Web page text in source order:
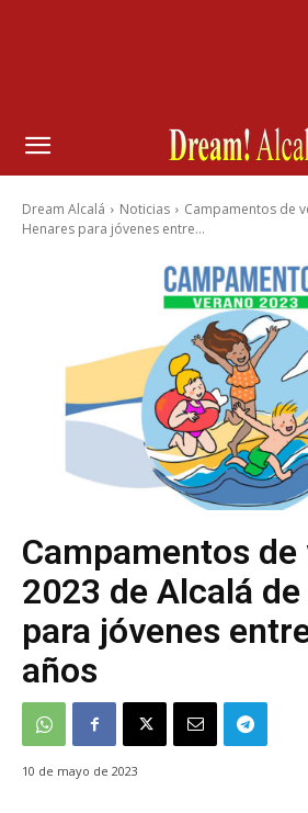
Dream Alcalá Noticias
Campamentos de
Henares para jóvenes entre...
Campamentos de
2023 de Alcalá
para jóvenes
años
10 de mayo de 2023